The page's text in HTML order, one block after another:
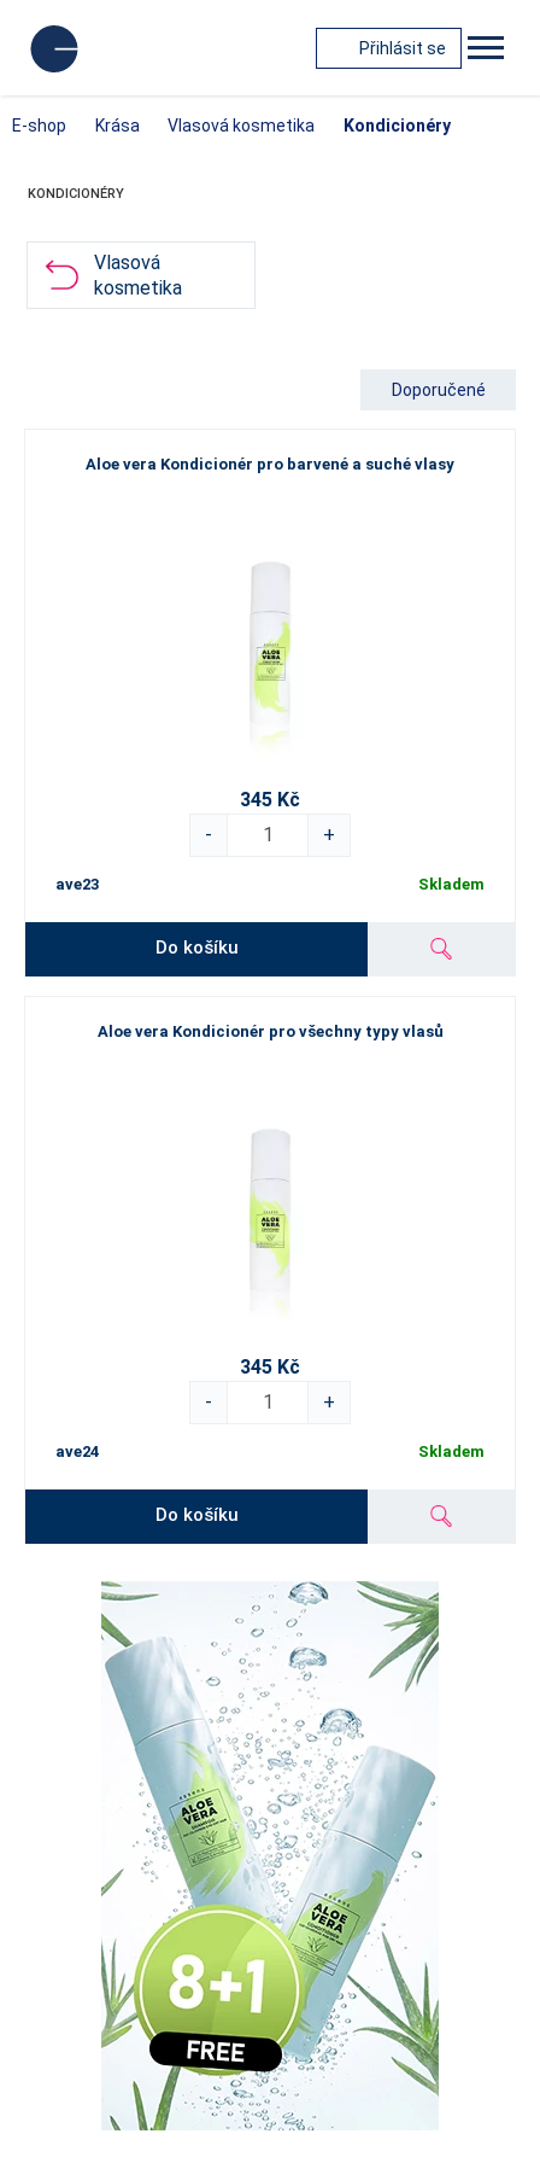
Přihlásit se
E-shop Krása Vlasová kosmetika Kondicionéry
KONDICIONÉRY
Vlasová
kosmetika
Doporučené
Aloe vera Kondicionér pro barvené a suché vlasy
345 Kč
-
+
ave23 Skladem
Do košíku
Aloe vera Kondicionér pro všechny typy vlasů
345 Kč
-
+
ave24 Skladem
Do košíku